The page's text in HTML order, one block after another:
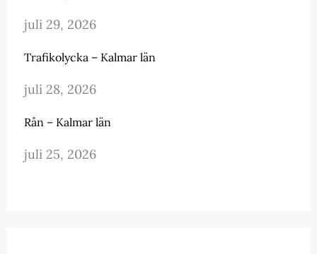
juli 29, 2026
Trafikolycka – Kalmar län
juli 28, 2026
Rån – Kalmar län
juli 25, 2026